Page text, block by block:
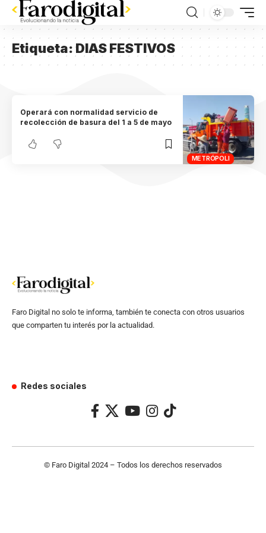
Etiqueta:DIAS FESTIVOS
METRÓPOLI
Operará con normalidad servicio de
recolección de basura del 1 a 5 de mayo
Faro Digital no solo te informa, también te conecta con otros usuarios
que comparten tu interés por la actualidad.
Redes sociales
© Faro Digital 2024 – Todos los derechos reservados